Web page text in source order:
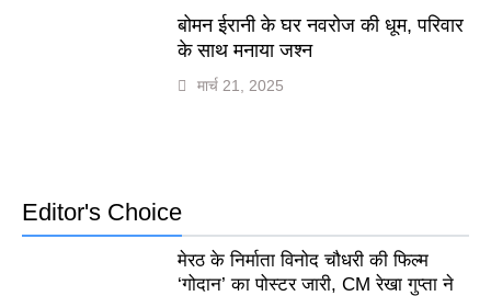
बोमन ईरानी के घर नवरोज की धूम, परिवार
के साथ मनाया जश्न
मार्च 21, 2025
Editor's Choice
मेरठ के निर्माता विनोद चौधरी की फिल्म
‘गोदान’ का पोस्टर जारी, CM रेखा गुप्ता ने